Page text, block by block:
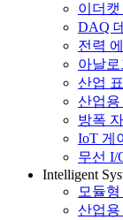
이더
DAQ
전력
아날
산업
산업용
방폭
IoT 게
무선 I/
Intelligent
모듈
산업용